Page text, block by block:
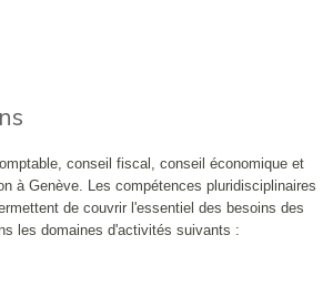
conseil fiscal, conseil économique et
à Genève. Les compétences pluridisciplinaires
de couvrir l'essentiel des besoins des
les domaines d'activités suivants :